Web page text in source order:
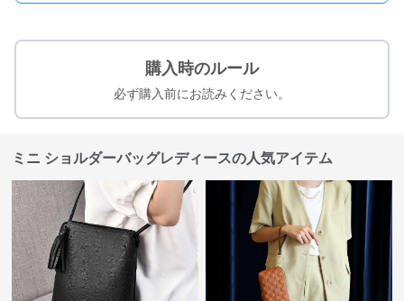
購入時のルール
必ず購入前にお読みください。
ミニ ショルダーバッグレディースの人気アイテム